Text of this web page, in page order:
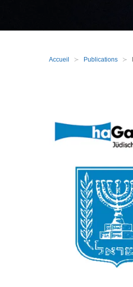
Accueil Publications